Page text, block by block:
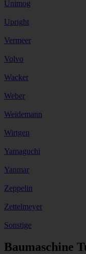
Unimog
Upright
Vermeer
Volvo
Wacker
Weber
Weidemann
Wirtgen
Yamaguchi
Yanmar
Zeppelin
Zettelmeyer
Sonstige
Baumaschine